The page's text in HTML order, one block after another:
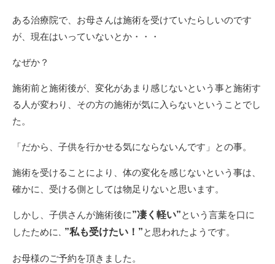
ある治療院で、お母さんは施術を受けていたらしいのです
が、現在はいっていないとか・・・
なぜか？
施術前と施術後が、変化があまり感じないという事と施術す
る人が変わり、その方の施術が気に入らないということでし
た。
「だから、子供を行かせる気にならないんです」との事。
施術を受けることにより、体の変化を感じないという事は、
確かに、受ける側としては物足りないと思います。
しかし、子供さんが施術後に”凄く軽い”という言葉を口に
したために
”私も受けたい！”と思われたようです。
お母様のご予約を頂きました。